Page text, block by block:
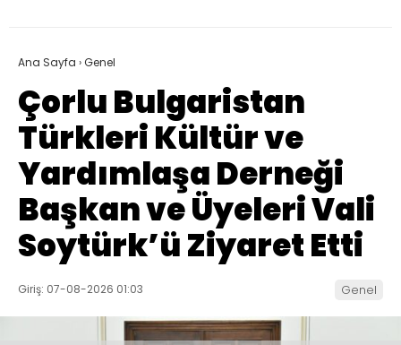
Ana Sayfa ›Genel
Çorlu Bulgaristan
Türkleri Kültür ve
Yardımlaşa Derneği
Başkan ve Üyeleri Vali
Soytürk’ü Ziyaret Etti
Giriş: 07-08-2026 01:03 Genel